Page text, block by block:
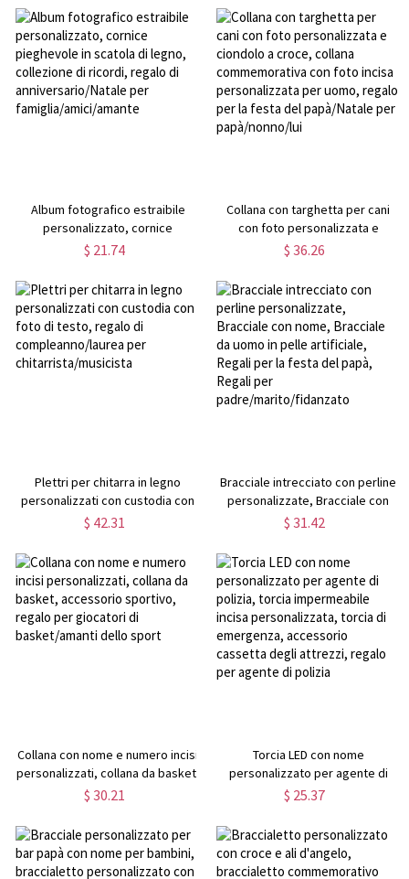
regali per fidanzato/sposi/papà,
regalo per la festa del papà
papà/regalo di nozze per
papà/lui/ testimoni dello sposo
Album fotografico estraibile
personalizzato, cornice
pieghevole in scatola di legno,
anniversario/Natale per
famiglia/amici/amante
$ 21.74
Collana con targhetta per cani
con foto personalizzata e
ciondolo a croce, collana
personalizzata per uomo, regalo
per la festa del papà/Natale per
papà/nonno/lui
$ 36.26
Plettri per chitarra in legno
personalizzati con custodia con
foto di testo, regalo di
$ 42.31
Bracciale intrecciato con perline
personalizzate, Bracciale con
nome, Bracciale da uomo in pelle
papà, Regali per
padre/marito/fidanzato
$ 31.42
Collana con nome e numero incisi
personalizzati, collana da basket,
accessorio sportivo, regalo per
$ 30.21
Torcia LED con nome
personalizzato per agente di
polizia, torcia impermeabile
emergenza, accessorio cassetta
degli attrezzi, regalo per agente
di polizia
$ 25.37